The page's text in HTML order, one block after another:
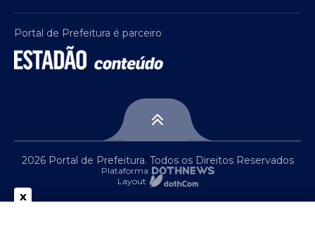
Portal de Prefeitura é parceiro
2026 Portal de Prefeitura. Todos os Direitos Reservados
Plataforma
Layout
x